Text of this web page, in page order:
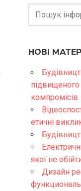
НОВІ
підвищеного
компромісів
етичні
якої не
Дизайн